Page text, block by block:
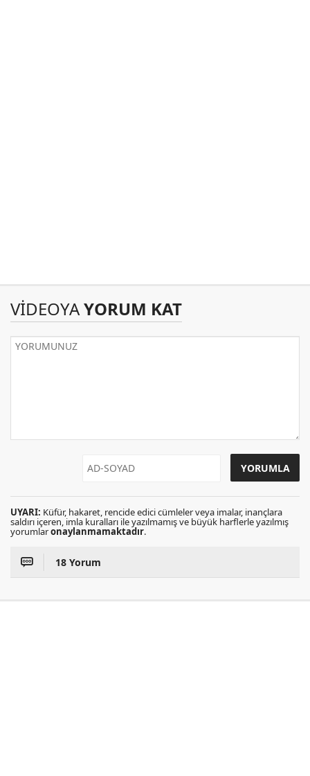
VİDEOYAYORUM KAT
UYARI: Küfür, hakaret, rencide edici cümleler veya imalar, inançlara
saldırı içeren, imla kuralları ile yazılmamış ve büyük harflerle yazılmış
yorumlaronaylanmamaktadır.
18 Yorum